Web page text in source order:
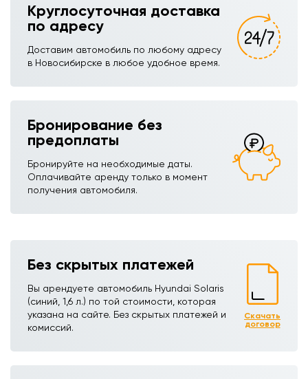
Круглосуточная доставка
по адресу
Доставим автомобиль по любому адресу
в Новосибирске в любое удобное время.
Бронирование без
предоплаты
Бронируйте на необходимые даты.
Оплачивайте аренду только в момент
получения автомобиля.
Без скрытых платежей
Вы арендуете автомобиль Hyundai Solaris
(синий, 1,6 л.) по той стоимости, которая
указана на сайте. Без скрытых платежей и
комиссий.
Скачать
договор